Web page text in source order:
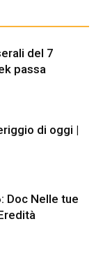
del 7
passa
di oggi |
Doc Nelle tue